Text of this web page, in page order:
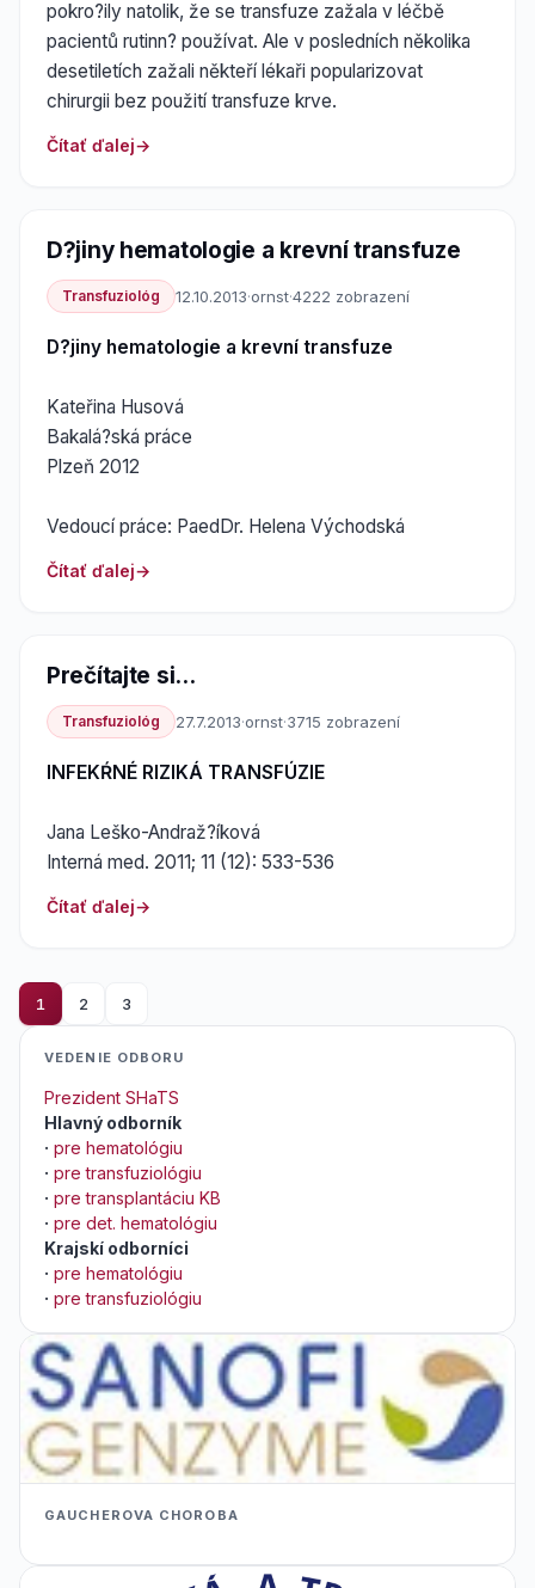
pokro?ily natolik, že se transfuze zažala v léčbě
pacientů rutinn? používat. Ale v posledních několika
desetiletích zažali někteří lékaři popularizovat
chirurgii bez použití transfuze krve.
Čítať ďalej
D?jiny hematologie a krevní transfuze
Transfuziológ 12.10.2013·ornst·4222 zobrazení
D?jiny hematologie a krevní transfuze
Kateřina Husová
Bakalá?ská práce
Plzeň 2012
Vedoucí práce: PaedDr. Helena Východská
Čítať ďalej
Prečítajte si...
Transfuziológ 27.7.2013·ornst·3715 zobrazení
INFEKŔNÉ RIZIKÁ TRANSFÚZIE
Jana Leško-Andraž?íková
Interná med. 2011; 11 (12): 533-536
Čítať ďalej
1 2 3
VEDENIE ODBORU
Prezident SHaTS
Hlavný odborník
· pre hematológiu
· pre transfuziológiu
· pre transplantáciu KB
· pre det. hematológiu
Krajskí odborníci
· pre hematológiu
· pre transfuziológiu
GAUCHEROVA CHOROBA